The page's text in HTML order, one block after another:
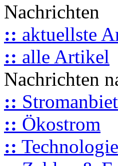
Nachrichten
:: aktuellste
:: alle Artikel
Nachrichten
::
:: Ökostrom
::